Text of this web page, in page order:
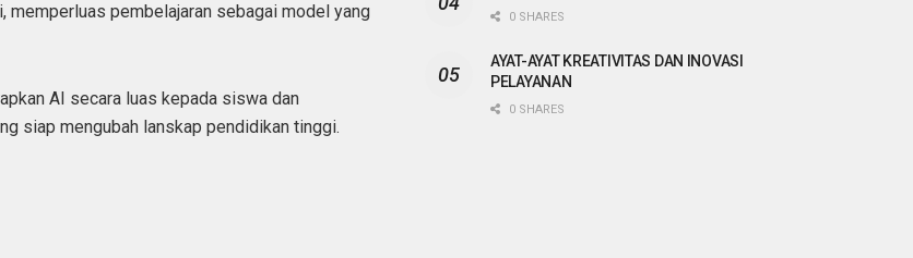
memperluas pembelajaran sebagai model yang
AI secara luas kepada siswa dan
siap mengubah lanskap pendidikan tinggi.
0 SHARES
AYAT-AYAT KREATIVITAS DAN INOVASI
PELAYANAN
0 SHARES